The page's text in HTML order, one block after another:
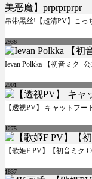
吊带黑丝!【超清PV】こっ
2936
Ievan Polkka 【初音ミク-
2901
【透视PV】 キャットフー
1275
【歌姬F PV】【初音ミク
1837